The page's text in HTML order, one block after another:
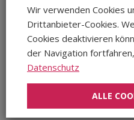
Wir verwenden Cookies
Drittanbieter-Cookies.
Cookies deaktivieren
der Navigation
Datenschutz
ALLE